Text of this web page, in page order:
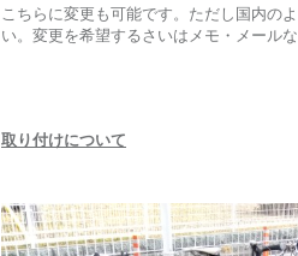
こちらに変更も可能です。ただし国内の
い。変更を希望するさいはメモ・メール
取り付けについて